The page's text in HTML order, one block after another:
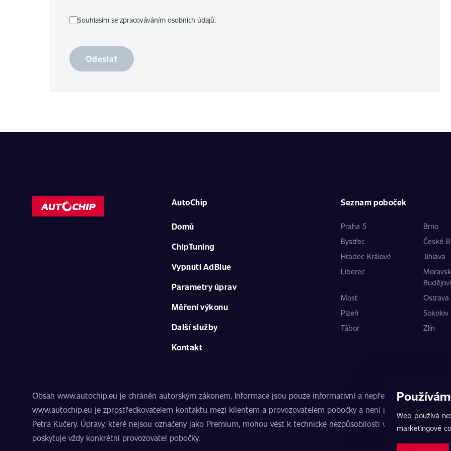
Souhlasím se zpracováváním osobních údajů.
Odeslat
AutoChip
Domů
ChipTuning
Vypnutí AdBlue
Parametry úprav
Měření výkonu
Další služby
Kontakt
Seznam poboček
Praha 5
Brno
Bystřec
České
Hradec Králové
Jihlava
Liberec
Most
Ostrava
Plzeň
Sokolov
Tábor
Zlín
Obsah www.autochip.eu je chráněn autorským zákonem. Informace jsou pouze informativní a nepředstavují veřejnou
www.autochip.eu je zprostředkovatelem kontaktu mezi klientem a provozovatelem pobočky a není poskytovatelem
Petra Kučery. Úpravy, které nejsou označeny jako Premium, mohou vést k technické nezpůsobilosti vozidla k provozu
poskytuje vždy konkrétní provozovatel pobočky.
Web používá
marketingové